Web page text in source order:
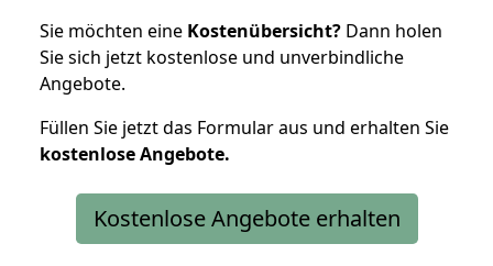
Sie möchten eine Kostenübersicht? Dann holen
Sie sich jetzt kostenlose und unverbindliche
Angebote.
Füllen Sie jetzt das Formular aus und erhalten Sie
kostenloseAngebote.
Kostenlose Angebote erhalten